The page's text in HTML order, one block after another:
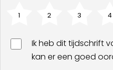
4
3
2
1
Ik heb dit tijdschrift
kan er een goed